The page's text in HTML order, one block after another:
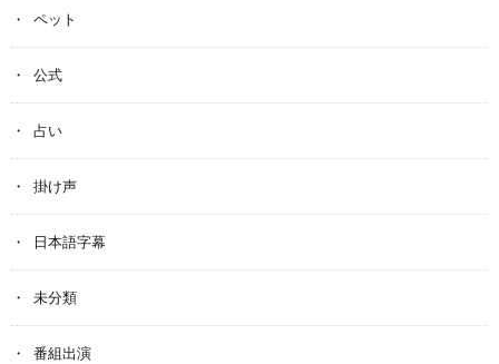
ペット
公式
占い
掛け声
日本語字幕
未分類
番組出演